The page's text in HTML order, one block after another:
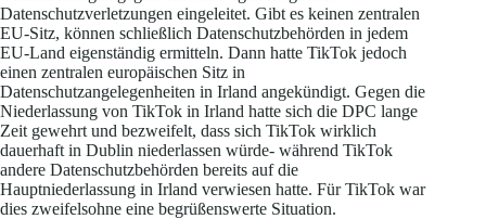
Datenschutzverletzungen eingeleitet. Gibt es keinen zentralen
EU-Sitz, können schließlich Datenschutzbehörden in jedem
EU-Land eigenständig ermitteln. Dann hatte TikTok jedoch
einen zentralen europäischen Sitz in
Datenschutzangelegenheiten in Irland angekündigt. Gegen die
Niederlassung von TikTok in Irland hatte sich die DPC lange
Zeit gewehrt und bezweifelt, dass sich TikTok wirklich
dauerhaft in Dublin niederlassen würde- während TikTok
andere Datenschutzbehörden bereits auf die
Hauptniederlassung in Irland verwiesen hatte. Für TikTok war
dies zweifelsohne eine begrüßenswerte Situation.